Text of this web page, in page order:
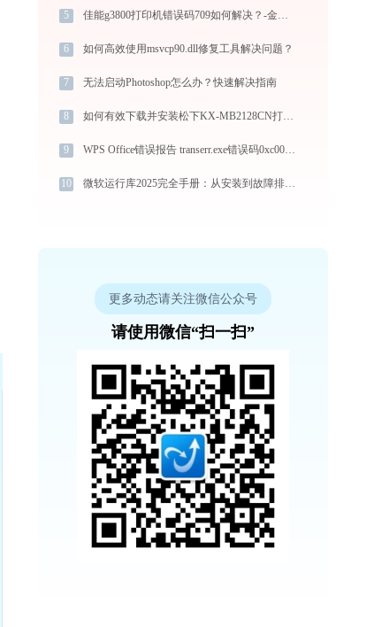
5 佳能g3800打印机错误码709如何解决？-金山毒霸
6 如何高效使用msvcp90.dll修复工具解决问题？
7 无法启动Photoshop怎么办？快速解决指南
8 如何有效下载并安装松下KX-MB2128CN打印机驱动？全方位指导手册
9 WPS Office错误报告 transerr.exe错误码0xc000000d处理办法
10 微软运行库2025完全手册：从安装到故障排除的保姆级教程
更多动态请关注微信公众号
请使用微信“扫一扫”